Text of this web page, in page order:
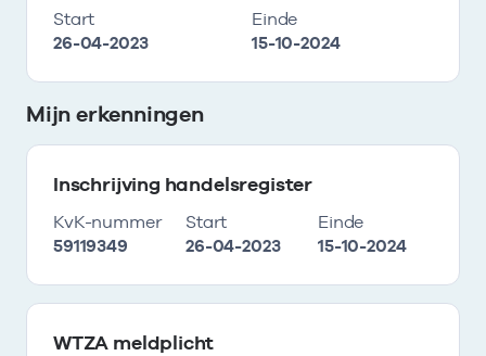
Start
26-04-2023
Einde
15-10-2024
Mijn erkenningen
Inschrijving handelsregister
KvK-nummer
59119349
Start
26-04-2023
Einde
15-10-2024
WTZA meldplicht